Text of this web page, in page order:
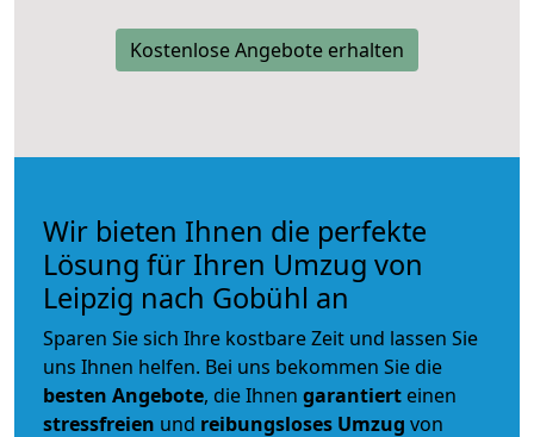
Kostenlose Angebote erhalten
Wir bieten Ihnen die perfekte
Lösung für Ihren Umzug von
Leipzig nach Gobühl an
Sparen Sie sich Ihre kostbare Zeit und lassen Sie
uns Ihnen helfen. Bei uns bekommen Sie die
besten Angebote, die Ihnen garantiert einen
stressfreien und reibungsloses Umzug von